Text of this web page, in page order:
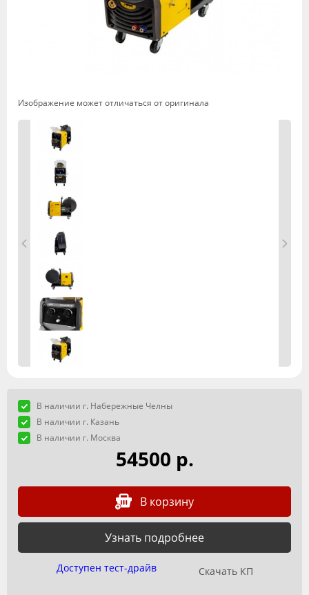
Изображение может отличаться от оригинала
В наличии г. Набережные Челны
В наличии г. Казань
В наличии г. Москва
54500 р.
В корзину
Узнать подробнее
Доступен тест-драйв Скачать КП